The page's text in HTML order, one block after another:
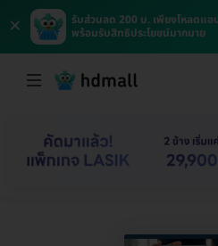
×
รับส่วนลด 200 บ. เพียงโหลดแ
พร้อมรับสิทธิประโยชน์มากมาย